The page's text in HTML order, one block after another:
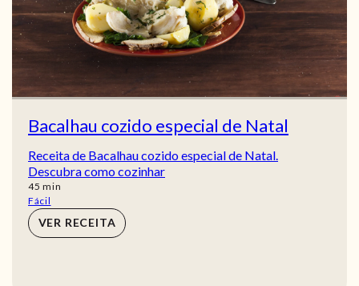
Bacalhau cozido especial de Natal
Receita de Bacalhau cozido especial de Natal.
Descubra como cozinhar
45 min
min
Fácil
VER RECEITA